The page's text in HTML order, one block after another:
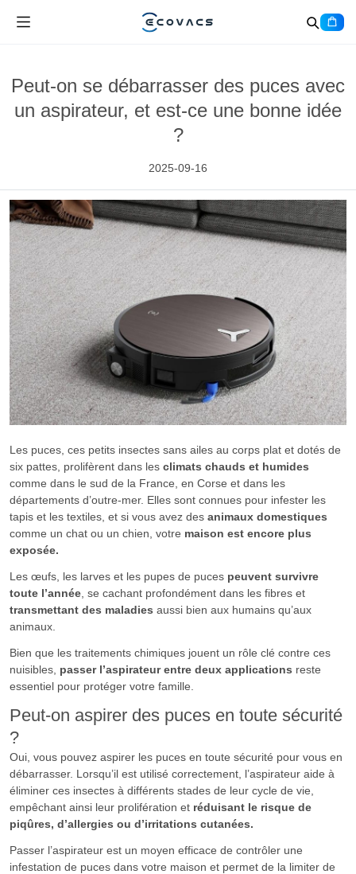
Peut-on se débarrasser des puces avec
un aspirateur, et est-ce une bonne idée
?
2025-09-16
Les puces, ces petits insectes sans ailes au corps plat et dotés de
six pattes, prolifèrent dans les climats chauds et humides
comme dans le sud de la France, en Corse et dans les
départements d’outre-mer. Elles sont connues pour infester les
tapis et les textiles, et si vous avez des animaux domestiques
comme un chat ou un chien, votre maison est encore plus
exposée.
Les œufs, les larves et les pupes de puces peuvent survivre
toute l’année , se cachant profondément dans les fibres et
transmettant des maladies aussi bien aux humains qu’aux
animaux.
Bien que les traitements chimiques jouent un rôle clé contre ces
nuisibles, passer l’aspirateur entre deux applications reste
essentiel pour protéger votre famille.
Peut-on aspirer des puces en toute sécurité
?
Oui, vous pouvez aspirer les puces en toute sécurité pour vous en
débarrasser. Lorsqu’il est utilisé correctement, l’aspirateur aide à
éliminer ces insectes à différents stades de leur cycle de vie,
empêchant ainsi leur prolifération et réduisant le risque de
piqûres, d’allergies ou d’irritations cutanées.
Passer l’aspirateur est un moyen efficace de contrôler une
infestation de puces dans votre maison et permet de la limiter de